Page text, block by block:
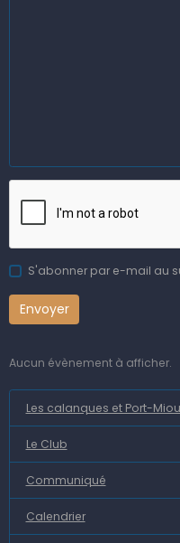
S'abonner par e-mail au
Envoyer
Aucun évènement à afficher.
Les calanques et Port-Miou
Le Club
Communiqué
Calendrier